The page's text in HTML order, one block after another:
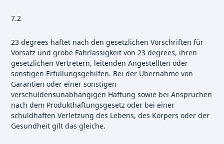
7.2
23 degrees haftet nach den gesetzlichen Vorschriften für
Vorsatz und grobe Fahrlässigkeit von 23 degrees, ihren
gesetzlichen Vertretern, leitenden Angestellten oder
sonstigen Erfüllungsgehilfen. Bei der Übernahme von
Garantien oder einer sonstigen
verschuldensunabhängigen Haftung sowie bei Ansprüchen
nach dem Produkthaftungsgesetz oder bei einer
schuldhaften Verletzung des Lebens, des Körpers oder der
Gesundheit gilt das gleiche.